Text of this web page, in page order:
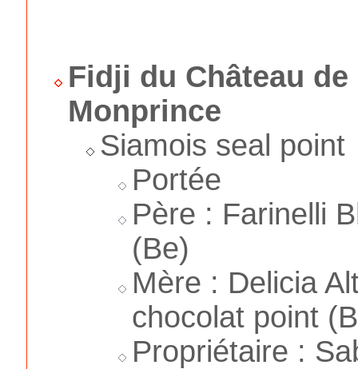
Fidji du Château de
Monprince
Siamois seal point
Portée
Père : Farinelli
(Be)
Mère : Delicia
chocolat point
Propriétaire :